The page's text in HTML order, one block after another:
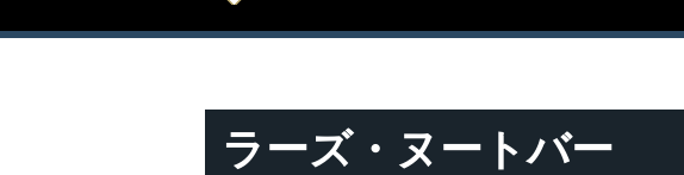
ラーズ・ヌートバー